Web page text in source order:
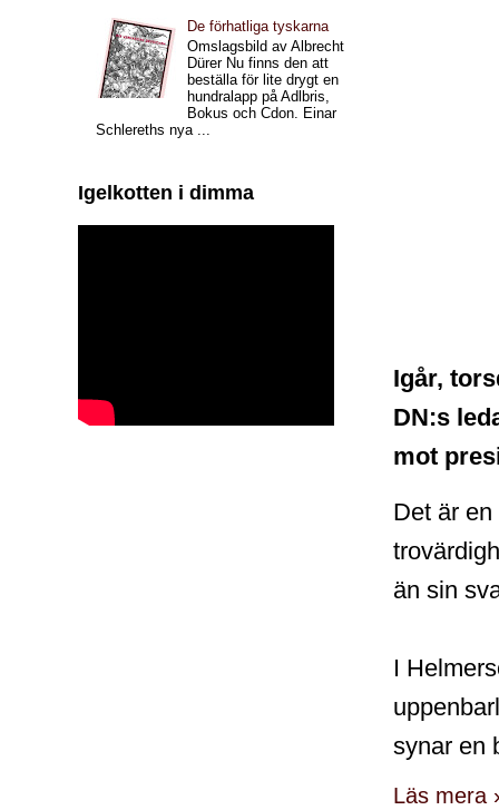
Igår,
DN:s
mot
Det är
än sin
I
synar en
Läs mera
De förhatliga tyskarna
Omslagsbild av Albrecht
Dürer Nu finns den att
beställa för lite drygt en
hundralapp på Adlbris,
Bokus och Cdon. Einar
Schlereths nya ...
Igelkotten i dimma